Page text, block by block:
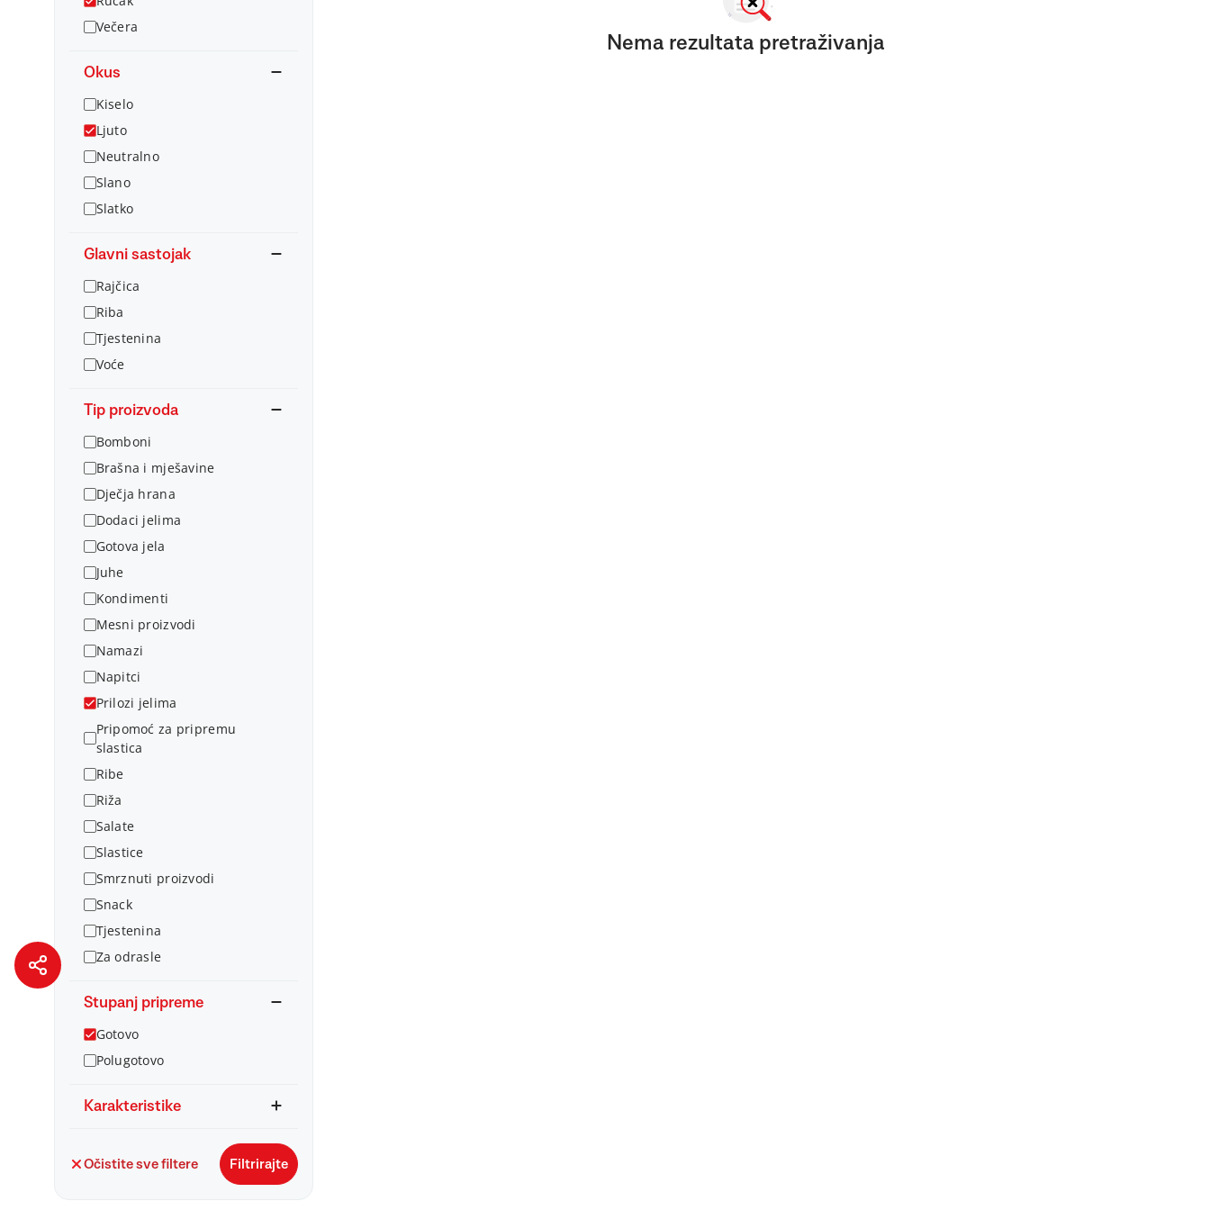
Večera
Okus
Kiselo
Ljuto
Neutralno
Slano
Slatko
Glavni sastojak
Rajčica
Riba
Tjestenina
Voće
Tip proizvoda
Bomboni
Brašna i mješavine
Dječja hrana
Dodaci jelima
Gotova jela
Juhe
Kondimenti
Mesni proizvodi
Namazi
Napitci
Prilozi jelima
Pripomoć za pripremu
slastica
Ribe
Riža
Salate
Slastice
Smrznuti proizvodi
Snack
Tjestenina
Za odrasle
Stupanj pripreme
Gotovo
Polugotovo
Karakteristike
Očistite sve filtere Filtrirajte
Nema rezultata pretraživanja